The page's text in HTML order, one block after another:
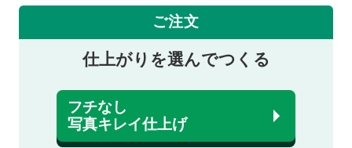
ご注文
仕上がりを選んでつくる
フチなし
写真キレイ仕上げ